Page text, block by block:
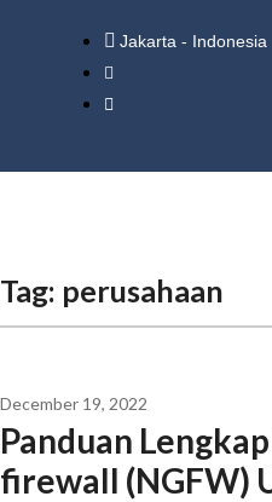
Jakarta - Indonesia
Tag: perusahaan
December 19, 2022
Panduan
firewall (NGFW)